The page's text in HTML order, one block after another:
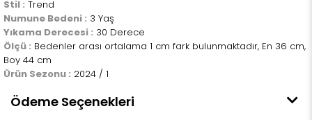
Stil : Trend
Numune Bedeni : 3 Yaş
Yıkama Derecesi : 30 Derece
Ölçü : Bedenler arası ortalama 1 cm fark bulunmaktadır, En 36 cm,
Boy 44 cm
Ürün Sezonu : 2024 / 1
Ödeme Seçenekleri